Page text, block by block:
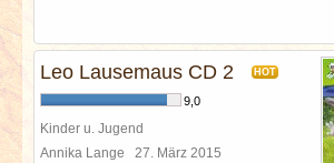
Leo Lausemaus CD 2 HOT
9,0
Kinder u. Jugend
Annika Lange 27. März 2015